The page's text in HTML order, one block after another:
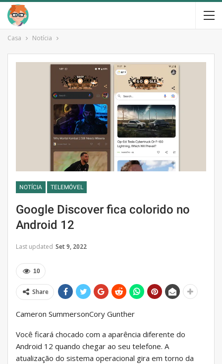
Casa Notícia
NOTÍCIA TELEMÓVEL
Google Discover fica colorido no
Android 12
Last updated Set 9, 2022
10
Share
Cameron SummersonCory Gunther
Você ficará chocado com a aparência diferente do
Android 12 quando chegar ao seu telefone. A
atualização do sistema operacional gira em torno da